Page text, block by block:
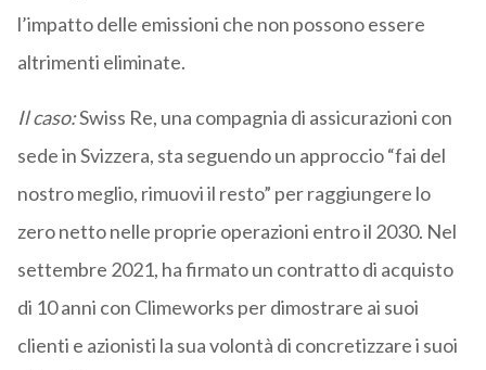
l’impatto delle emissioni che non possono essere
altrimenti eliminate.
Il caso:Swiss Re, una compagnia di assicurazioni con
sede in Svizzera, sta seguendo un approccio “fai del
nostro meglio, rimuovi il resto” per raggiungere lo
zero netto nelle proprie operazioni entro il 2030. Nel
settembre 2021, ha firmato un contratto di acquisto
di 10 anni con Climeworks per dimostrare ai suoi
clienti e azionisti la sua volontà di concretizzare i suoi